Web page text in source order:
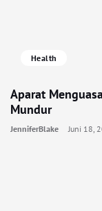
Health
Aparat
Mundur
JenniferBlake Juni 18,